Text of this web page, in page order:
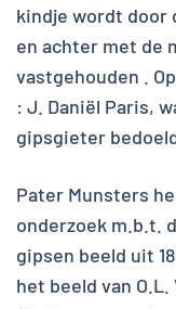
kindje wordt door
en achter met de
vastgehouden .
: J. Daniël Paris,
gipsgieter
Pater Munsters
onderzoek m.b.t.
gipsen beeld uit
het beeld van